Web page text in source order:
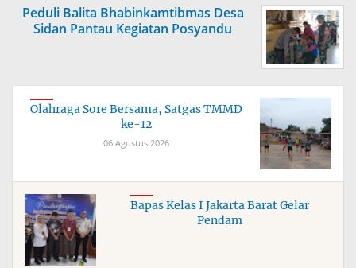
Peduli Balita Bhabinkamtibmas Desa
Sidan Pantau Kegiatan Posyandu
Olahraga Sore Bersama, Satgas TMMD
ke-12
06 Agustus 2026
Bapas Kelas I Jakarta Barat Gelar
Pendam